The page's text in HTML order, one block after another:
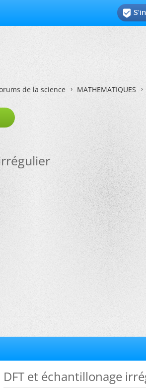

de la science MATHEMATIQUES
DFT et échantillonage